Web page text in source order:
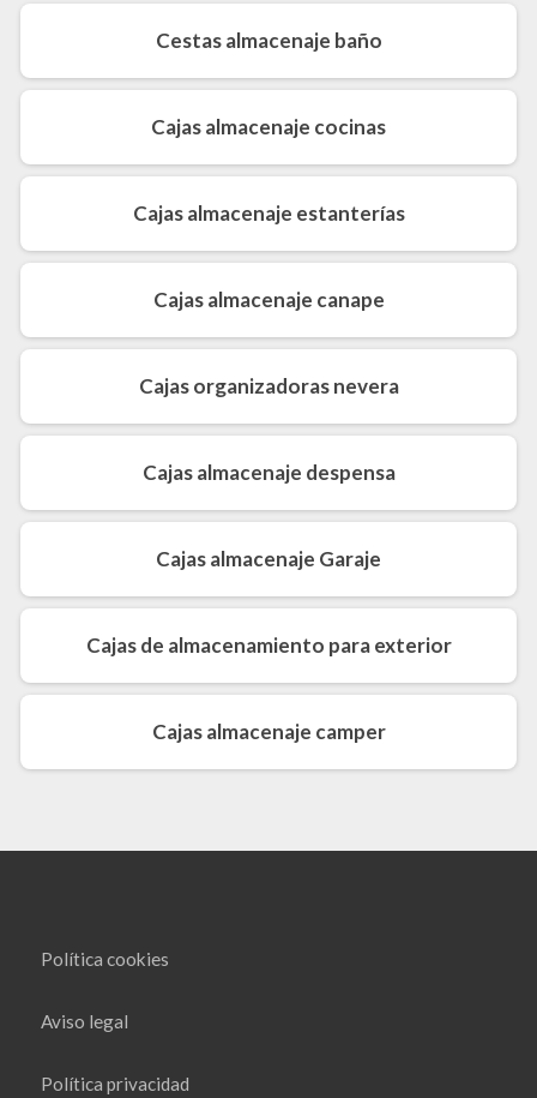
Cestas almacenaje baño
Cajas almacenaje cocinas
Cajas almacenaje estanterías
Cajas almacenaje canape
Cajas organizadoras nevera
Cajas almacenaje despensa
Cajas almacenaje Garaje
Cajas de almacenamiento para exterior
Cajas almacenaje camper
Política cookies
Aviso legal
Política privacidad